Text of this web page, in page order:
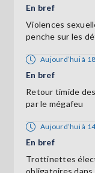
En bref
Violences
penche sur les
Aujourd’hui à
En bref
Retour timide
par le mégafeu
Aujourd’hui à
En bref
Trottinettes
obligatoires